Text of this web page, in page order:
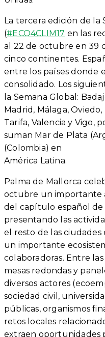
La tercera edición de la
(#ECO4CLIM17 en las
al 22 de octubre en 39
cinco continentes.
entre los países donde
consolidado. Los
la Semana Global:
Madrid, Málaga,
Tarifa, Valencia y Vigo,
suman Mar de Plata
(Colombia) en
América Latina.
Palma de Mallorca
octubre un importante
del capítulo español de
presentando las
el resto de las ciudades
un importante
colaboradoras. Entre
mesas redondas y
diversos actores
sociedad civil,
públicas, organismos
retos locales
extraen oportunidades